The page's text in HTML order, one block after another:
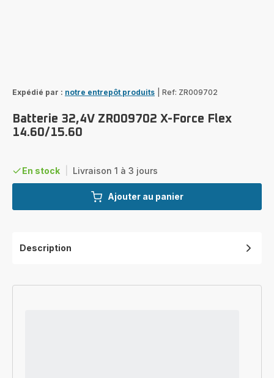
Expédié par : notre entrepôt produits Ref: ZR009702
Batterie 32,4V ZR009702 X-Force Flex
14.60/15.60
En stock Livraison 1 à 3 jours
Ajouter au panier
Description